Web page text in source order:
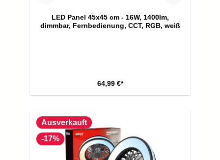
LED Panel 45x45 cm - 16W, 1400lm,
dimmbar, Fernbedienung, CCT, RGB, weiß
64,99 €*
Ausverkauft
-17%